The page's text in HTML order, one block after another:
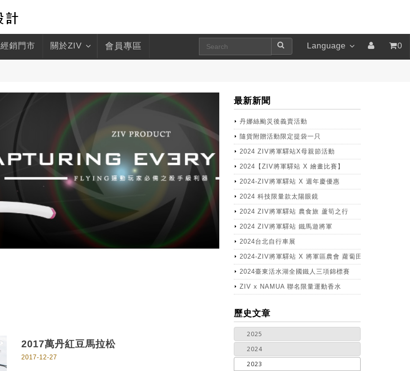
經銷門市 關於ZIV 會員專區 Language 0
2017萬丹紅豆馬拉松
2017-12-27
最新新聞
丹娜絲颱災後義賣活動
隨貨附贈活動限定提袋一只
2024 ZIV將軍驛站X母親節活動
2024【ZIV將軍驛站 X 繪畫比賽】
2024-ZIV將軍驛站 X 週年慶優惠
2024 科技限量款太陽眼鏡
2024 ZIV將軍驛站 農食旅 蘆筍之行
2024 ZIV將軍驛站 鐵馬遊將軍
2024台北自行車展
2024-ZIV將軍驛站 X 將軍區農會 蘿蔔田體驗活動
2024臺東活水湖全國鐵人三項錦標賽
ZIV x NAMUA 聯名限量運動香水
more
歷史文章
2025
2024
2023